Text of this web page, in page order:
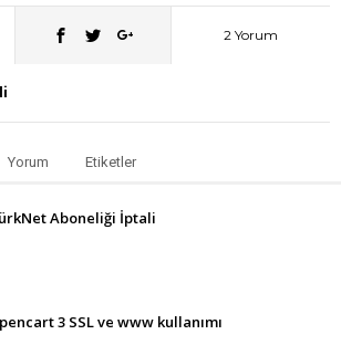
2 Yorum
Yorum Etiketler
Aboneliği İptali
3 SSL ve www kullanımı